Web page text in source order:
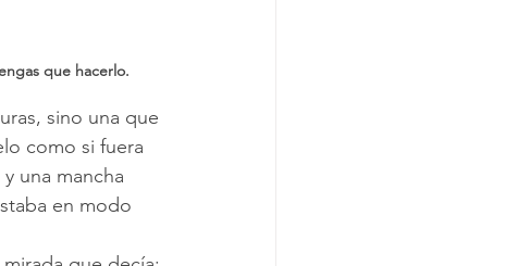
que hacerlo.
sino una que
como si fuera
una mancha
en modo